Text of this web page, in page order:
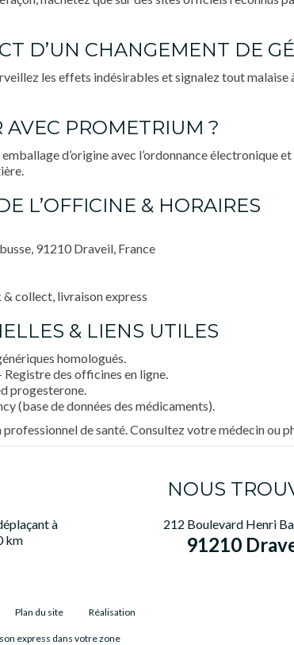
D’UN CHANGEMENT DE
les effets indésirables et signalez tout malaise
AVEC PROMETRIUM ?
d’origine avec l’ordonnance électronique
L’OFFICINE & HORAIRES
91210 Draveil, France
& collect, livraison express
& LIENS UTILES
homologués.
des officines en ligne.
progesterone.
(base de données des médicaments).
professionnel de santé. Consultez votre médecin
à
km
NOUS
212 Boulevard Henri
91210
Plan du site Réalisation
express dans votre zone